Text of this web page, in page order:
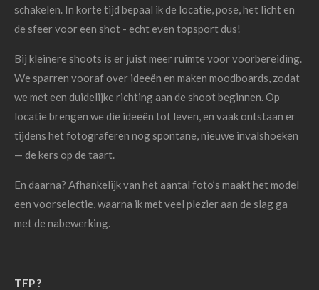
schakelen. In korte tijd bepaal ik de locatie, pose, het licht en
de sfeer voor een shot - echt even topsport dus!
Bij kleinere shoots is er juist meer ruimte voor voorbereiding.
We sparren vooraf over ideeën en maken moodboards, zodat
we met een duidelijke richting aan de shoot beginnen. Op
locatie brengen we die ideeën tot leven, en vaak ontstaan er
tijdens het fotograferen nog spontane, nieuwe invalshoeken
— de kers op de taart.
En daarna? Afhankelijk van het aantal foto’s maakt het model
een voorselectie, waarna ik met veel plezier aan de slag ga
met de nabewerking.
TFP ?